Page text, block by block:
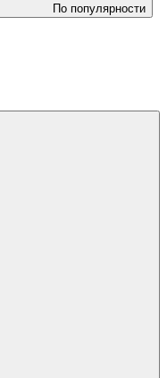
По популярности